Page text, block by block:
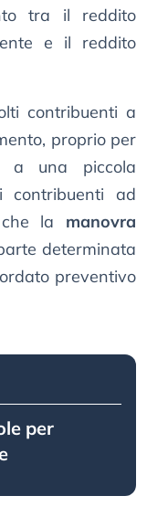
tra il reddito
e il reddito
contribuenti a
proprio per
a una piccola
ad
la manovra
determinata
preventivo
per